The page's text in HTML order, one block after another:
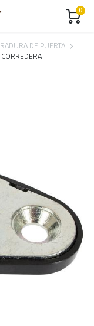
0
DE PUERTA